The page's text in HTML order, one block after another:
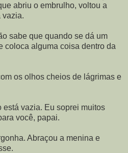
abriu o embrulho, voltou a
vazia.
sabe que quando se dá um
coloca alguma coisa dentro da
os olhos cheios de lágrimas e
está vazia. Eu soprei muitos
você, papai.
Abraçou a menina e